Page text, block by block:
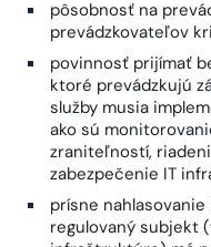
pôsobnosť na
prevádzkovateľov
povinnosť prijímať
ktoré prevádzkujú
služby musia
ako sú
zraniteľností,
zabezpečenie IT
prísne
regulovaný subjekt